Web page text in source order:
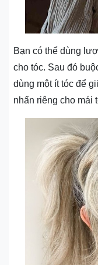
Bạn có thể dùng
cho tóc. Sau đó
dùng một ít tóc để
nhấn riêng cho mái